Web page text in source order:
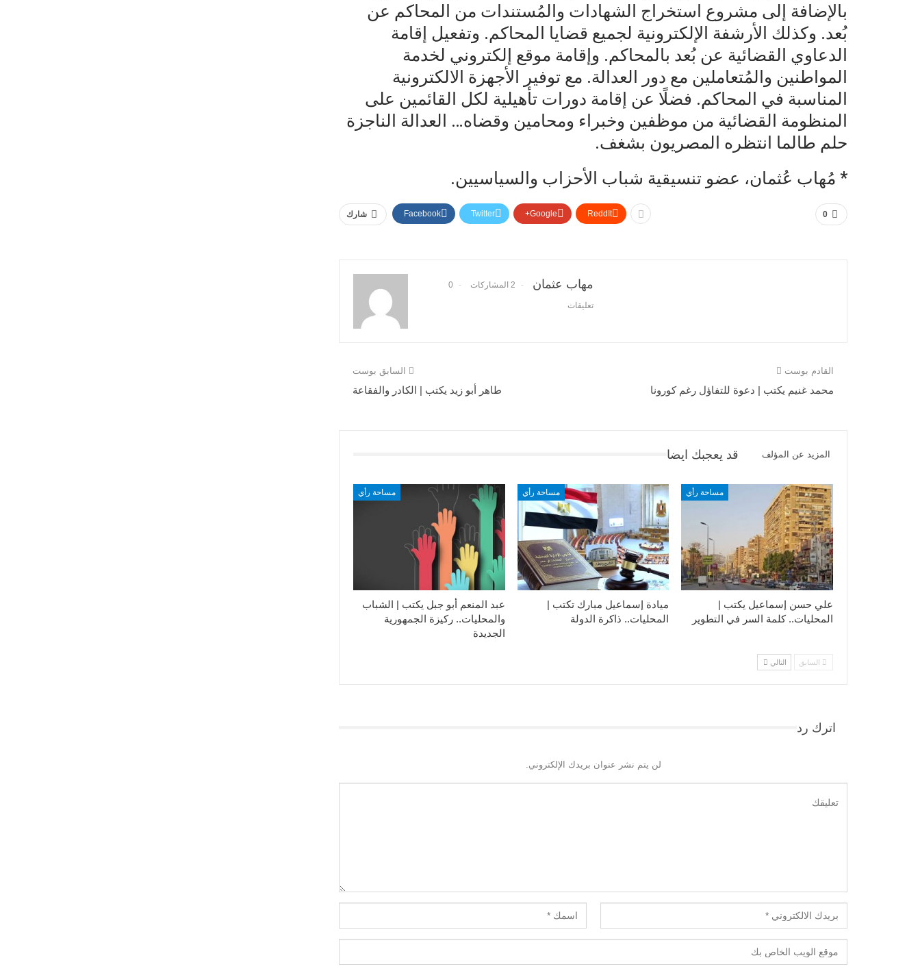
بالإضافة إلى مشروع استخراج الشهادات والمُستندات من المحاكم عن
بُعد. وكذلك الأرشفة الإلكترونية لجميع قضايا المحاكم. وتفعيل إقامة
الدعاوي القضائية عن بُعد بالمحاكم. وإقامة موقع إلكتروني لخدمة
المواطنين والمُتعاملين مع دور العدالة. مع توفير الأجهزة الالكترونية
المناسبة في المحاكم. فضلًا عن إقامة دورات تأهيلية لكل القائمين على
المنظومة القضائية من موظفين وخبراء ومحامين وقضاه… العدالة الناجزة
حلم طالما انتظره المصريون بشغف.
* مُهاب عُثمان، عضو تنسيقية شباب الأحزاب والسياسيين.
0 شارك Facebook Twitter Google+ ReddIt
مهاب عثمان 2 المشاركات 0
تعليقات
السابق بوست
طاهر أبو زيد يكتب | الكادر والفقاعة
القادم بوست
محمد غنيم يكتب | دعوة للتفاؤل رغم كورونا
قد يعجبك ايضا المزيد عن المؤلف
مساحة رأي
عبد المنعم أبو جبل يكتب | الشباب
والمحليات.. ركيزة الجمهورية
الجديدة
مساحة رأي
ميادة إسماعيل مبارك تكتب |
المحليات.. ذاكرة الدولة
مساحة رأي
علي حسن إسماعيل يكتب |
المحليات.. كلمة السر في التطوير​
السابق التالي
اترك رد
لن يتم نشر عنوان بريدك الإلكتروني.